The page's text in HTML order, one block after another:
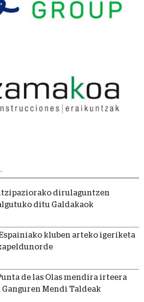
dirulaguntzen
ditu Galdakaok
Espainiako kluben arteko igeriketa
de las Olas mendira irteera
Mendi Taldeak